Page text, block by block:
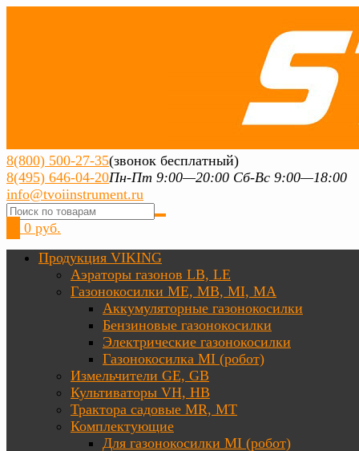
8(800) 500-27-35(звонок бесплатный)
8(495) 646-04-20Пн-Пт 9:00—20:00 Сб-Вс 9:00—18:00
info@tvoiinstrument.ru
0 руб.
Продукция VIKING
Аэраторы газонов LB, LE
Газонокосилки ME, MB, MI, MA
Аккумуляторные газонокосилки
Бензиновые газонокосилки
Электрические газонокосилки
Газонокосилка MI (робот)
Измельчители GE, GB
Культиваторы VH, HB
Трактора садовые MR, MT
Комплектующие
Для газонокосилки MI (робот)